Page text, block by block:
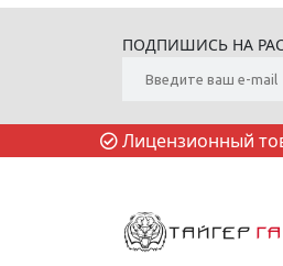
ПОДПИШИСЬ НА
Лицензионный